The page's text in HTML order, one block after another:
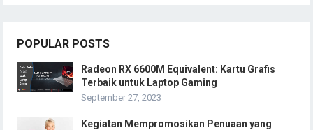
Pengendalian Penyakit pada Penuaan yang
Sehat
September 25, 2023
Mengatasi Diabetes untuk Menikmati
Penuaan
September 25, 2023